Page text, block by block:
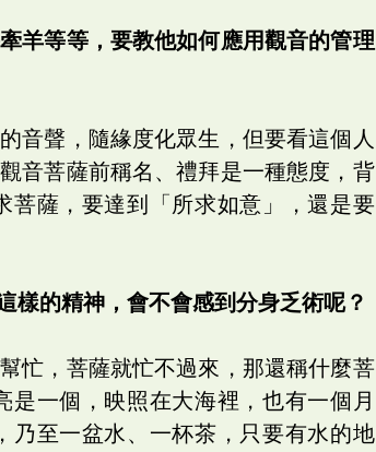
羊等等，要教他如何應用觀音的管理
音聲，隨緣度化眾生，但要看這個人
音菩薩前稱名、禮拜是一種態度，背
菩薩，要達到「所求如意」，還是要
樣的精神，會不會感到分身乏術呢？
忙，菩薩就忙不過來，那還稱什麼菩
一個，映照在大海裡，也有一個月
乃至一盆水、一杯茶，只要有水的地